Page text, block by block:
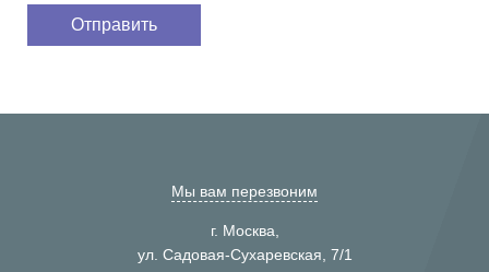
Мы вам перезвоним
г. Москва,
ул. Садовая-Сухаревская, 7/1